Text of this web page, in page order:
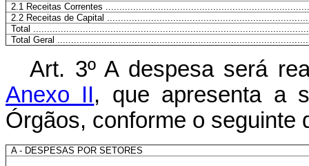
2.1 Receitas Correntes
2.2 Receitas de Capital
Total
Total Geral
Art. 3º A despesa será
Anexo II, que apresenta a
Órgãos, conforme o seguinte
A - DESPESAS POR SETORES